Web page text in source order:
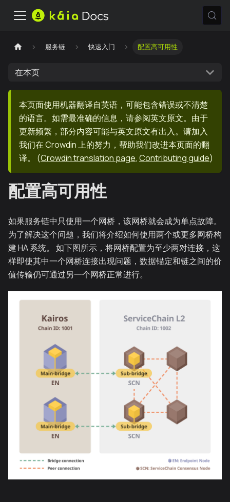
服务链 快速入门 配置高可用性
在本页
本页面使用机器翻译自英语，可能包含错误或不清楚
的语言。如需最准确的信息，请参阅英文原文。由于
更新频繁，部分内容可能与英文原文有出入。请加入
我们在 Crowdin 上的努力，帮助我们改进本页面的翻
译。
(Crowdin translation page, Contributing guide)
配置高可用性
如果服务链中只使用一个网桥，该网桥就会成为单点故障。
为了解决这个问题，我们将介绍如何使用两个或更多网桥构
建 HA 系统。 如下图所示，将网桥配置为至少两对连接，这
样即使其中一个网桥连接出现问题，数据锚定和链之间的价
值传输仍可通过另一个网桥正常进行。